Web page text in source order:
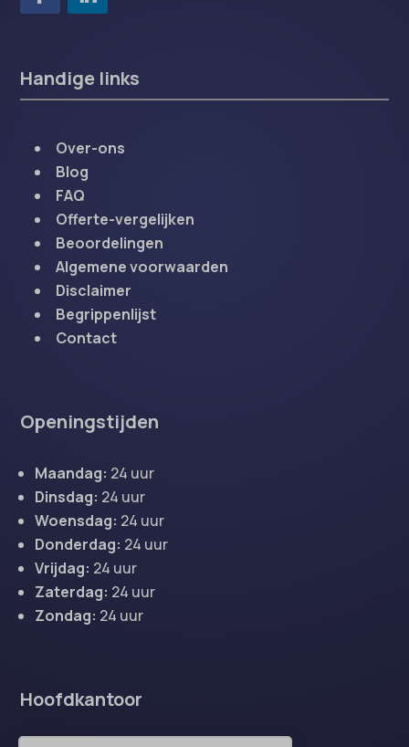
Handige links
Over-ons
Blog
FAQ
Offerte-vergelijken
Beoordelingen
Algemene voorwaarden
Disclaimer
Begrippenlijst
Contact
Openingstijden
Maandag: 24 uur
Dinsdag: 24 uur
Woensdag: 24 uur
Donderdag: 24 uur
Vrijdag: 24 uur
Zaterdag: 24 uur
Zondag: 24 uur
Hoofdkantoor